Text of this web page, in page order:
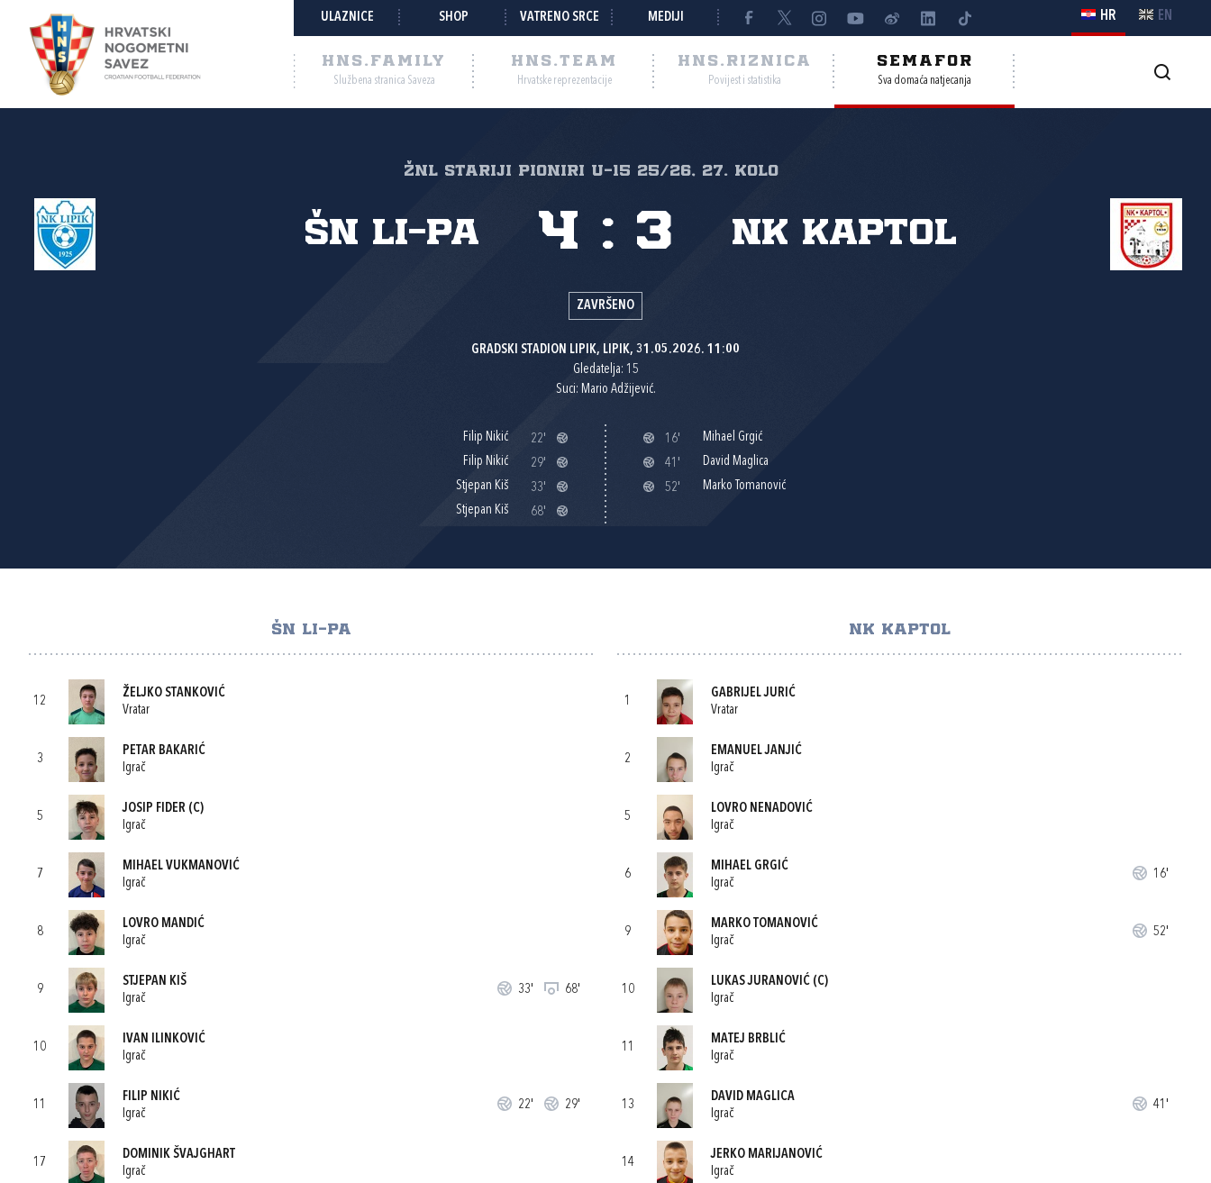
ULAZNICE SHOP VATRENO SRCE MEDIJI HR EN
HNS.FAMILY
Službena stranica Saveza
HNS.TEAM
Hrvatske reprezentacije
HNS.RIZNICA
Povijest i statistika
SEMAFOR
Sva domaća natjecanja
ŽNL STARIJI PIONIRI U-15 25/26, 27. kolo
ŠN Li-Pa NK Kaptol
4 : 3
ZAVRŠENO
GRADSKI STADION LIPIK, LIPIK, 31.05.2026. 11:00
Gledatelja: 15
Suci: Mario Adžijević.
Filip Nikić
22'
Filip Nikić
29'
Stjepan Kiš
33'
Stjepan Kiš
68'
16'
Mihael Grgić
41'
David Maglica
52'
Marko Tomanović
ŠN LI-PA
12
ŽELJKO STANKOVIĆ
Vratar
3
PETAR BAKARIĆ
Igrač
5
JOSIP FIDER (C)
Igrač
7
MIHAEL VUKMANOVIĆ
Igrač
8
LOVRO MANDIĆ
Igrač
9
STJEPAN KIŠ
Igrač
33' 68'
10
IVAN ILINKOVIĆ
Igrač
11
FILIP NIKIĆ
Igrač
22' 29'
17
DOMINIK ŠVAJGHART
Igrač
NK KAPTOL
1
GABRIJEL JURIĆ
Vratar
2
EMANUEL JANJIĆ
Igrač
5
LOVRO NENADOVIĆ
Igrač
6
MIHAEL GRGIĆ
Igrač
16'
9
MARKO TOMANOVIĆ
Igrač
52'
10
LUKAS JURANOVIĆ(C)
Igrač
11
MATEJ BRBLIĆ
Igrač
13
DAVID MAGLICA
Igrač
41'
14
JERKO MARIJANOVIĆ
Igrač